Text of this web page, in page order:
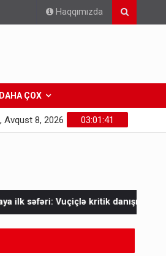
Haqqımızda
DAHA ÇOX
03:01:43
Avqust 8, 2026
danışıqlar Mask Ukraynaya